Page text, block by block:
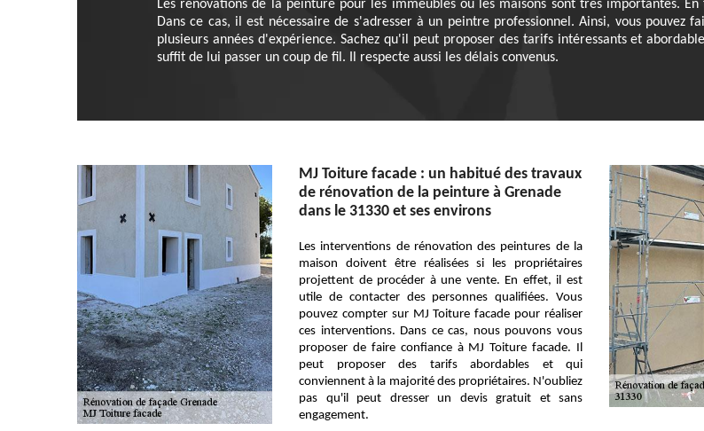
Les rénovations de la peinture pour les immeubles ou les maisons sont très importantes.
Dans ce cas, il est nécessaire de s'adresser à un peintre professionnel. Ainsi, vous pouvez
plusieurs années d'expérience. Sachez qu'il peut proposer des tarifs intéressants et
suffit de lui passer un coup de fil. Il respecte aussi les délais convenus.
MJ Toiture facade : un habitué des travaux
de rénovation de la peinture à Grenade
dans le 31330 et ses environs
Les interventions de rénovation des peintures de la
maison doivent être réalisées si les propriétaires
projettent de procéder à une vente. En effet, il est
utile de contacter des personnes qualifiées. Vous
pouvez compter sur MJ Toiture facade pour réaliser
ces interventions. Dans ce cas, nous pouvons vous
proposer de faire confiance à MJ Toiture facade. Il
peut proposer des tarifs abordables et qui
conviennent à la majorité des propriétaires. N'oubliez
pas qu'il peut dresser un devis gratuit et sans
engagement.